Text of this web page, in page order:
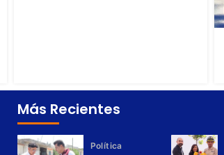
Más Recientes
Política